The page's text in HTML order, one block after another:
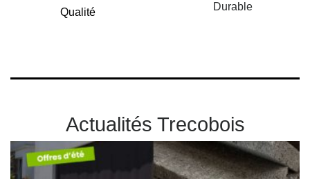
Qualité Durable
Actualités Trecobois